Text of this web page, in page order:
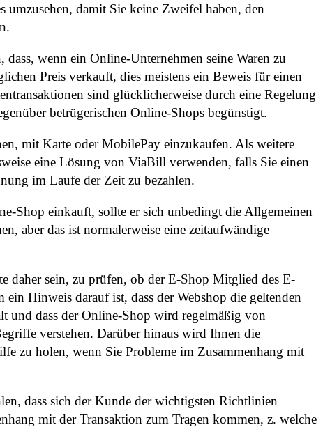
umzusehen, damit Sie keine Zweifel haben, den
dass, wenn ein Online-Unternehmen seine Waren zu
Preis verkauft, dies meistens ein Beweis für einen
sind glücklicherweise durch eine Regelung
betrügerischen Online-Shops begünstigt.
mit Karte oder MobilePay einzukaufen. Als weitere
eine Lösung von ViaBill verwenden, falls Sie einen
im Laufe der Zeit zu bezahlen.
Shop einkauft, sollte er sich unbedingt die Allgemeinen
aber das ist normalerweise eine zeitaufwändige
daher sein, zu prüfen, ob der E-Shop Mitglied des E-
ein Hinweis darauf ist, dass der Webshop die geltenden
und dass der Online-Shop wird regelmäßig von
verstehen. Darüber hinaus wird Ihnen die
zu holen, wenn Sie Probleme im Zusammenhang mit
dass sich der Kunde der wichtigsten Richtlinien
mit der Transaktion zum Tragen kommen, z. welche